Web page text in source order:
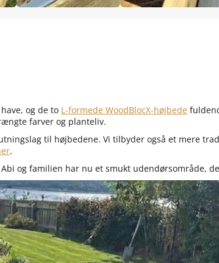
og de to L-formede WoodBlocX-højbede
farver og planteliv.
til højbedene. Vi tilbyder også et mere
.
og familien har nu et smukt udendørsområde,